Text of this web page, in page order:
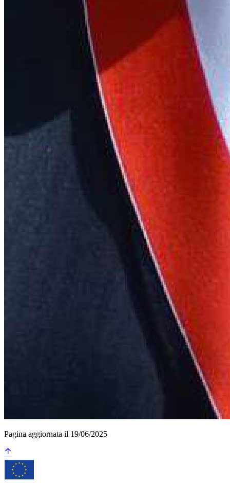
Pagina aggiornata il 19/06/2025